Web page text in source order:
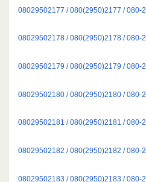
08029502177 / 080(2950)2177 / 080-
08029502178 / 080(2950)2178 / 080-
08029502179 / 080(2950)2179 / 080-
08029502180 / 080(2950)2180 / 080-
08029502181 / 080(2950)2181 / 080-
08029502182 / 080(2950)2182 / 080-
08029502183 / 080(2950)2183 / 080-